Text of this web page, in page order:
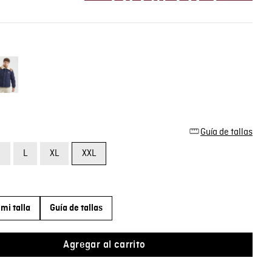
Guía de tallas
L XL XXL
mi talla Guía de tallas
Agregar al carrito